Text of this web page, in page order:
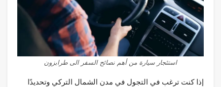
استئجار سيارة من أهم نصائح السفر الى طرابزون
إذا كنت ترغب في التجول في مدن الشمال التركي وتحديدًا